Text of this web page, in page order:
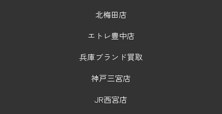
北梅田店
エトレ豊中店
兵庫ブランド買取
神戸三宮店
JR西宮店